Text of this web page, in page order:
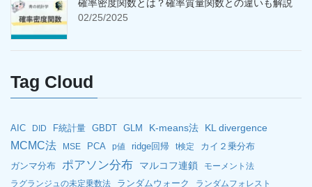
確率密度関数とは？確率質量関数との違いも解説
02/25/2025
Tag Cloud
AIC DID F統計量 GBDT GLM K-means法 KL divergence
MCMC法 MSE PCA p値 ridge回帰 t検定
カイ２乗分布
ガンマ分布
ポアソン分布 マルコフ連鎖
モーメント法
ラグランジュの未定乗数法
ランダムウォーク ランダムフォレスト